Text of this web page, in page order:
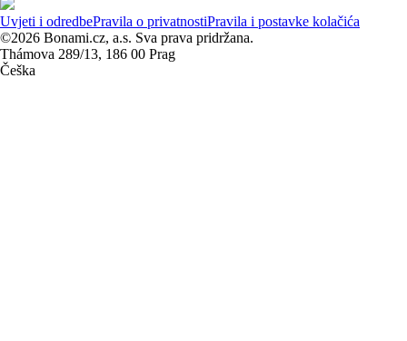
Uvjeti i odredbePravila o privatnostiPravila i postavke kolačića
©2026 Bonami.cz, a.s. Sva prava pridržana.
Thámova 289/13, 186 00 Prag
Češka